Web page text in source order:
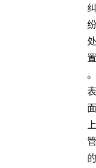
纠
纷
处
置
。
表
面
上
管
的